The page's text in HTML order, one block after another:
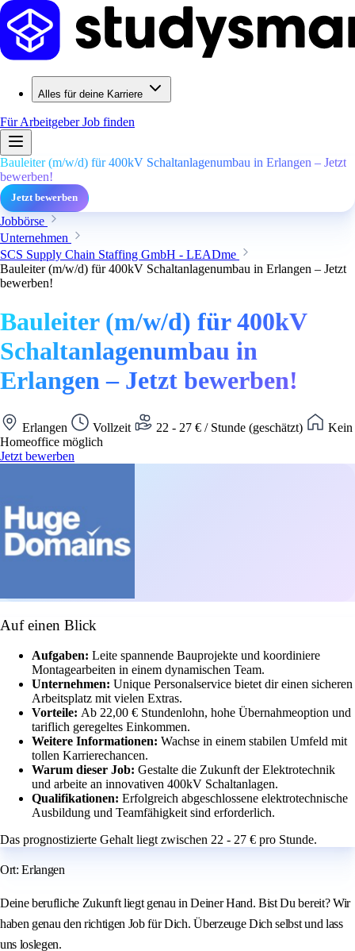
Alles für deine Karriere
Für ArbeitgeberJob finden
Bauleiter (m/w/d) für 400kV Schaltanlagenumbau in Erlangen – Jetzt
bewerben!
Jetzt bewerben
Jobbörse
Unternehmen
SCS Supply Chain Staffing GmbH - LEADme
Bauleiter (m/w/d) für 400kV Schaltanlagenumbau in Erlangen – Jetzt
bewerben!
Bauleiter (m/w/d) für 400kV
Schaltanlagenumbau in
Erlangen – Jetzt bewerben!
Erlangen Vollzeit 22 - 27 € / Stunde (geschätzt)
Kein
Homeoffice möglich
Jetzt bewerben
Auf einen Blick
Aufgaben: Leite spannende Bauprojekte und koordiniere
Montagearbeiten in einem dynamischen Team.
Unternehmen: Unique Personalservice bietet dir einen sicheren
Arbeitsplatz mit vielen Extras.
Vorteile: Ab 22,00 € Stundenlohn, hohe Übernahmeoption und
tariflich geregeltes Einkommen.
Weitere Informationen: Wachse in einem stabilen Umfeld mit
tollen Karrierechancen.
Warum dieser Job: Gestalte die Zukunft der Elektrotechnik
und arbeite an innovativen 400kV Schaltanlagen.
Qualifikationen: Erfolgreich abgeschlossene elektrotechnische
Ausbildung und Teamfähigkeit sind erforderlich.
Das prognostizierte Gehalt liegt zwischen 22 - 27 € pro Stunde.
Ort: Erlangen
Deine berufliche Zukunft liegt genau in Deiner Hand. Bist Du bereit? Wir
haben genau den richtigen Job für Dich. Überzeuge Dich selbst und lass
uns loslegen.